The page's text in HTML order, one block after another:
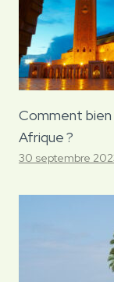
Comment
Afrique ?
30 septembre